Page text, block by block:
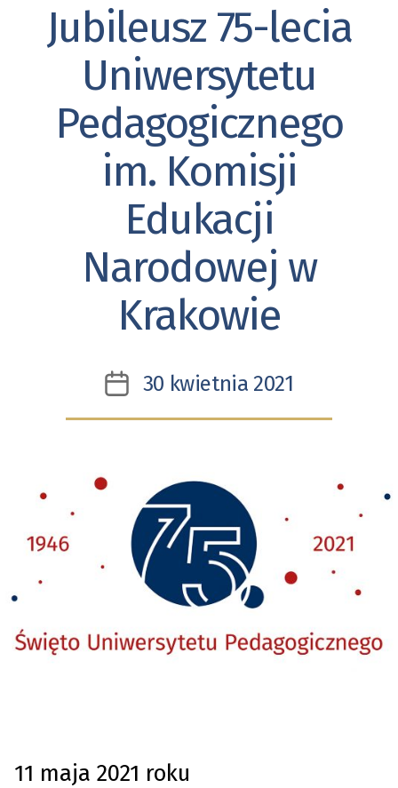
Kategorie
Jubileusz 75-lecia
Uniwersytetu
Pedagogicznego
im. Komisji
Edukacji
Narodowej w
Krakowie
Data
wpisu
30 kwietnia 2021
11 maja 2021 roku